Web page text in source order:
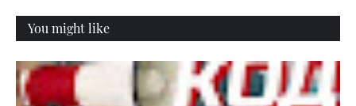
You might like